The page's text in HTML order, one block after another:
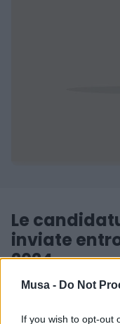
Musa - Do Not
If you wish to opt-out
Le
inviate
2024.
“Addetto/a alla